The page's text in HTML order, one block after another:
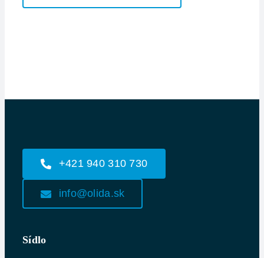
+421 940 310 730
info@olida.sk
Sídlo